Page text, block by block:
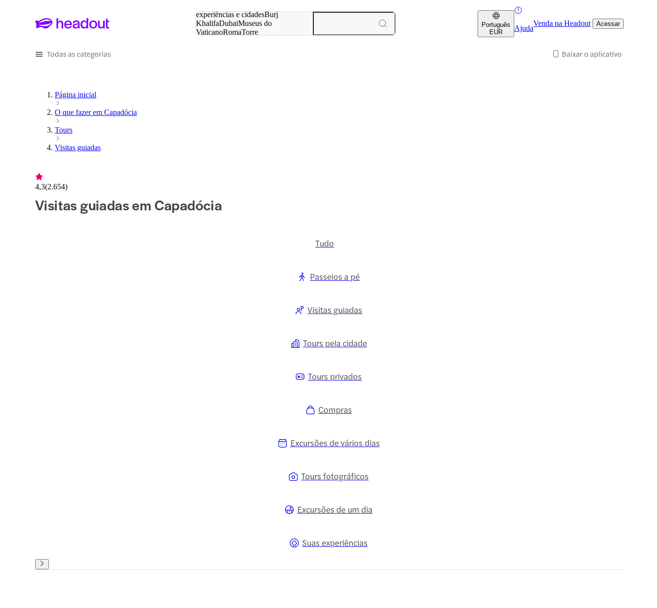
experiências e cidadesBurj
KhalifaDubaiMuseus do
VaticanoRomaTorre
Português
EUR
Ajuda
Venda na Headout Acessar
Todas as categorias Baixar o aplicativo
Página inicial
O que fazer em Capadócia
Tours
Visitas guiadas
4,3(2.654)
Visitas guiadas em Capadócia
Tudo
Passeios a pé
Visitas guiadas
Tours pela cidade
Tours privados
Compras
Excursões de vários dias
Tours fotográficos
Excursões de um dia
Suas experiências